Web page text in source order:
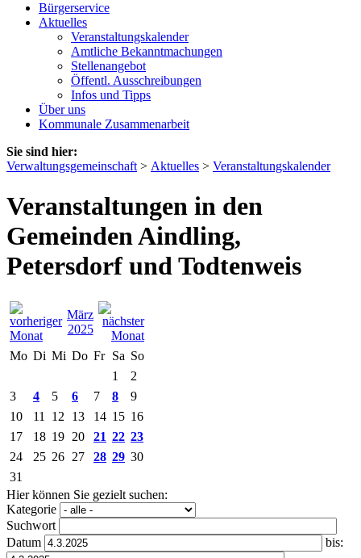
Bürgerservice
Aktuelles
Veranstaltungskalender
Amtliche Bekanntmachungen
Stellenangebot
Öffentl. Ausschreibungen
Infos und Tipps
Über uns
Kommunale Zusammenarbeit
Sie sind hier:
Verwaltungsgemeinschaft > Aktuelles > Veranstaltungskalender
Veranstaltungen in den
Gemeinden Aindling,
Petersdorf und Todtenweis
März
2025
Mo Di Mi Do Fr Sa So
1
2
3
4 5 6 7 8
9
10
11 12 13 14 15 16
17
18 19 20 21 22 23
24
25 26 27 28 29 30
31
Hier können Sie gezielt suchen:
Kategorie
Suchwort
Datum
bis: